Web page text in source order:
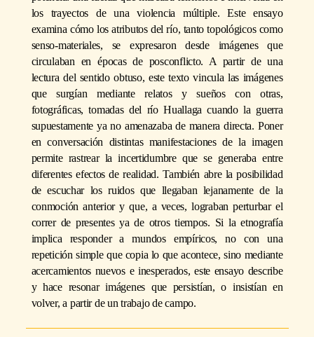
los trayectos de una violencia múltiple. Este ensayo
examina cómo los atributos del río, tanto topológicos como
senso-materiales, se expresaron desde imágenes que
circulaban en épocas de posconflicto. A partir de una
lectura del sentido obtuso, este texto vincula las imágenes
que surgían mediante relatos y sueños con otras,
fotográficas, tomadas del río Huallaga cuando la guerra
supuestamente ya no amenazaba de manera directa. Poner
en conversación distintas manifestaciones de la imagen
permite rastrear la incertidumbre que se generaba entre
diferentes efectos de realidad. También abre la posibilidad
de escuchar los ruidos que llegaban lejanamente de la
conmoción anterior y que, a veces, lograban perturbar el
correr de presentes ya de otros tiempos. Si la etnografía
implica responder a mundos empíricos, no con una
repetición simple que copia lo que acontece, sino mediante
acercamientos nuevos e inesperados, este ensayo describe
y hace resonar imágenes que persistían, o insistían en
volver, a partir de un trabajo de campo.